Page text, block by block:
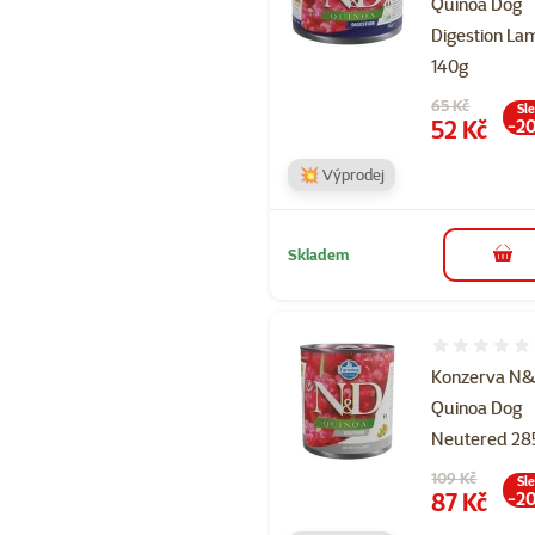
Digestion
140g
Původní cena
65 Kč
Cena
52 Kč -
💥 Výprodej
Skladem do
Konzerva
Quinoa Dog
Neutered
Původní cena
109 Kč
Cena
87 Kč -